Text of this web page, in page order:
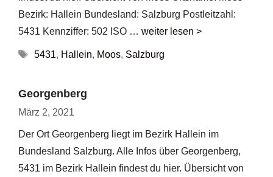
Bezirk: Hallein Bundesland: Salzburg Postleitzahl:
5431 Kennziffer: 502 ISO … weiter lesen >
Schlagwörter
5431, Hallein, Moos, Salzburg
Georgenberg
März 2, 2021
Der Ort Georgenberg liegt im Bezirk Hallein im
Bundesland Salzburg. Alle Infos über Georgenberg,
5431 im Bezirk Hallein findest du hier. Übersicht von